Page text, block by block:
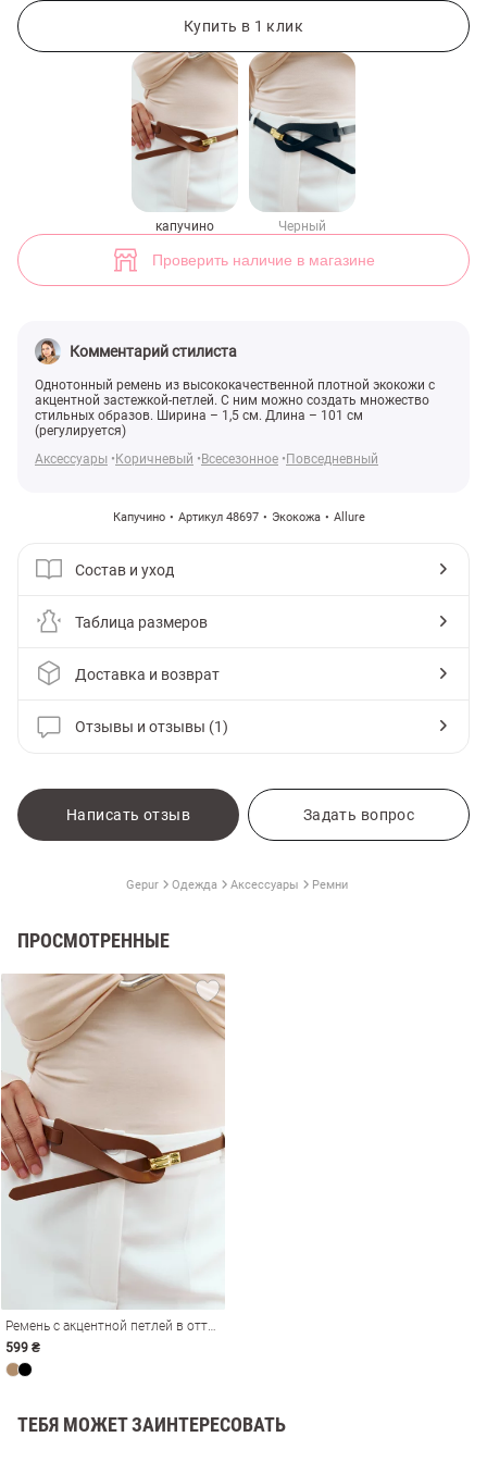
Купить в 1 клик
капучино Черный
Проверить наличие в магазине
Комментарий стилиста
Однотонный ремень из высококачественной плотной экокожи с
акцентной застежкой-петлей. С ним можно создать множество
стильных образов. Ширина – 1,5 см. Длина – 101 см
(регулируется)
Аксессуары
Коричневый Всесезонное Повседневный
Капучино Артикул 48697 Экокожа Allure
Состав и уход
Таблица размеров
Доставка и возврат
Отзывы и отзывы (1)
Написать отзыв Задать вопрос
Gepur Одежда Аксессуары Ремни
ПРОСМОТРЕННЫЕ
Ремень с акцентной петлей в оттенке капучино
599 ₴
ТЕБЯ МОЖЕТ ЗАИНТЕРЕСОВАТЬ
Ремень с акцентной петлей в оттенке капучино (арт. 48697) ♡